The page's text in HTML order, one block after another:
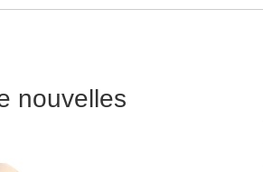
nouvelles